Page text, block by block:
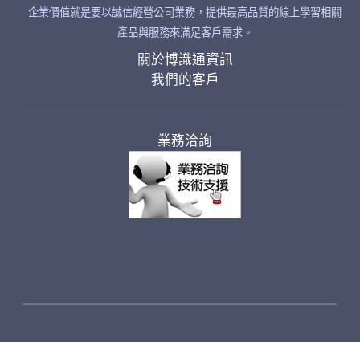
企業價值就是要以誠信經營公司業務，提供最高品質的線上學習相關
產品與服務來滿足客戶需求。
關於博識通資訊
我們的客戶
業務洽詢